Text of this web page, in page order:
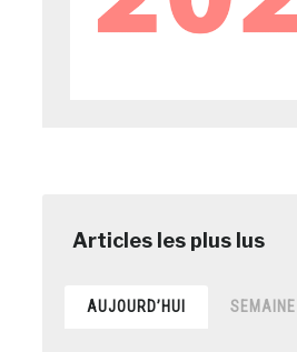
AUJOURD’HUI SEMAINE